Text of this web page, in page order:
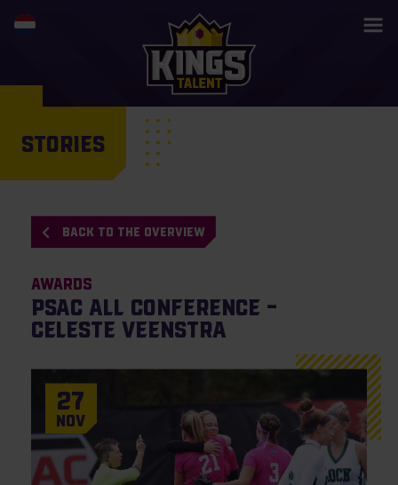
STORIES
BACK TO THE OVERVIEW
Awards
PSAC All Conference –
Celeste Veenstra
27
Nov